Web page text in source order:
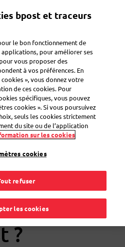
de
contrat
pour un
de
via
?
bpost et traceurs
le bon fonctionnement de
pour améliorer ses
vous proposer des
à vos préférences. En
», vous donnez votre
de ces cookies. Pour
spécifiques, vous pouvez
cookies ». Si vous poursuivez
seuls les cookies strictement
du site ou de l’application
sur les cookies
cookies
refuser
les cookies